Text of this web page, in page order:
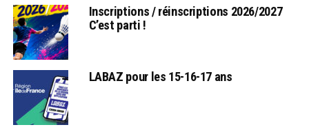
Inscriptions / réinscriptions 2026/2027
C’est parti !
LABAZ pour les 15-16-17 ans